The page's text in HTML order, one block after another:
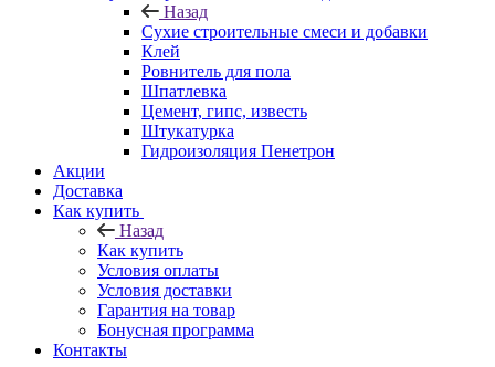
Назад
Сухие строительные смеси и добавки
Клей
Ровнитель для пола
Шпатлевка
Цемент, гипс, известь
Штукатурка
Гидроизоляция Пенетрон
Акции
Доставка
Как купить
Назад
Как купить
Условия оплаты
Условия доставки
Гарантия на товар
Бонусная программа
Контакты